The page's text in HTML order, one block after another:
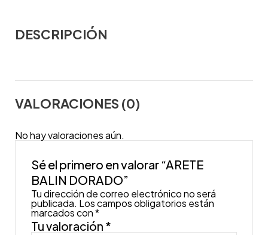
DESCRIPCIÓN
VALORACIONES (0)
No hay valoraciones aún.
Sé el primero en valorar “ARETE
BALIN DORADO”
Tu dirección de correo electrónico no será
publicada. Los campos obligatorios están
marcados con*
Tu valoración *